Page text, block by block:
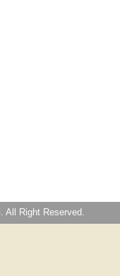
All Right Reserved.